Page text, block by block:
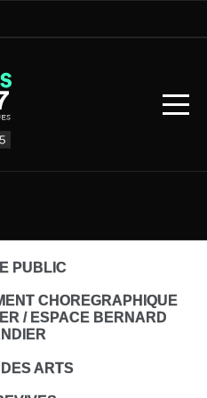
PUBLIC
CHOREGRAPHIQUE
/ ESPACE BERNARD
ARTS